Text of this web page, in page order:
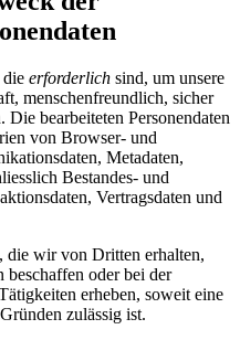
die erforderlich sind, um unsere
menschen­freundlich, sicher
bearbeiteten Personen­daten
von Browser- und
Metadaten,
Bestandes- und
Vertrags­daten und
die wir von Dritten erhalten,
oder bei der
erheben, soweit eine
zulässig ist.